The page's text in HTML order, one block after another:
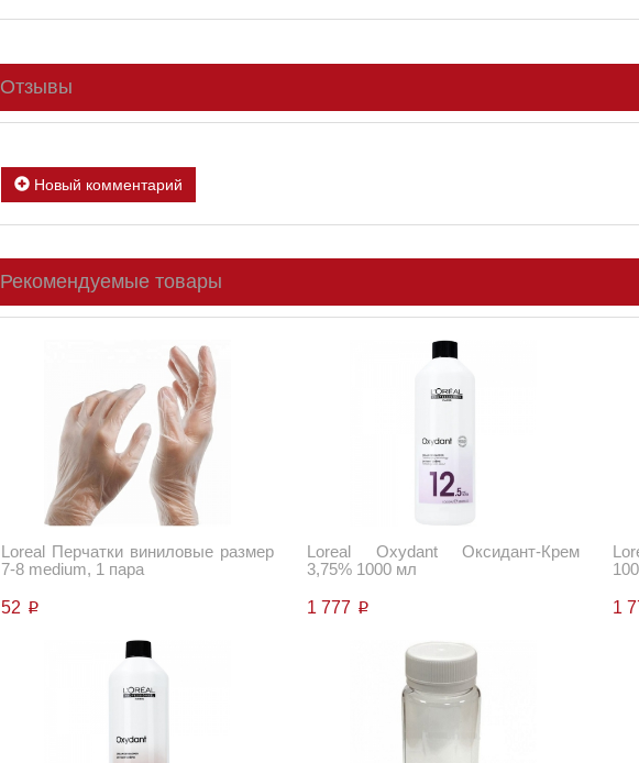
Отзывы
Новый комментарий
Рекомендуемые товары
Loreal Перчатки виниловые размер
7-8 medium, 1 пара
52 p
Loreal Oxydant Оксидант-Крем
3,75% 1000 мл
1 777 p 1